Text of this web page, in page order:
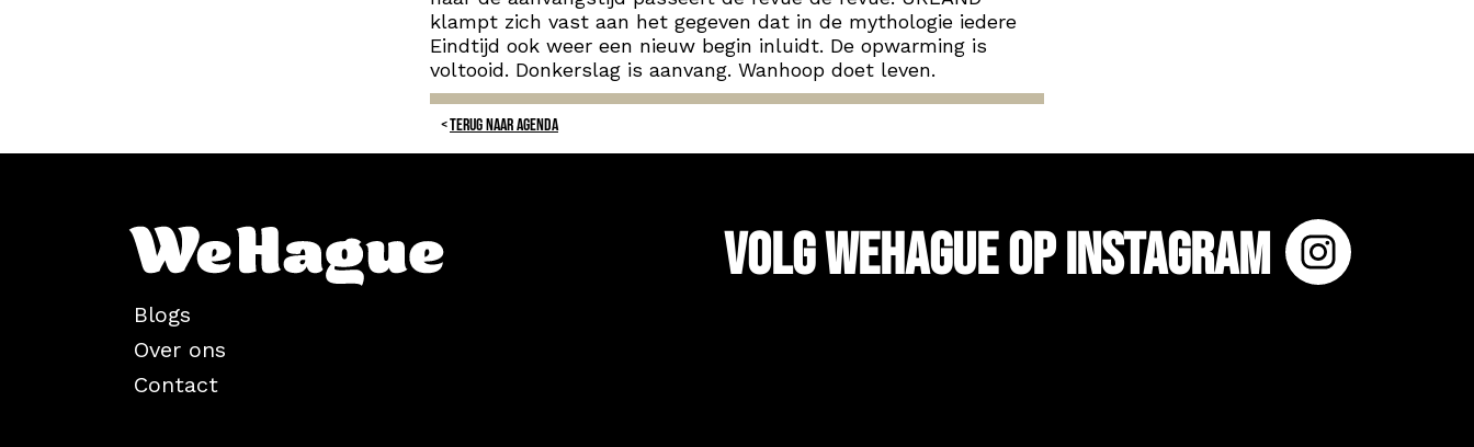
klampt zich vast aan het gegeven dat in de mythologie iedere
Eindtijd ook weer een nieuw begin inluidt. De opwarming is
voltooid. Donkerslag is aanvang. Wanhoop doet leven.
TERUG NAAR AGENDA
Blogs
Over ons
Contact
Volg WeHague op Instagram